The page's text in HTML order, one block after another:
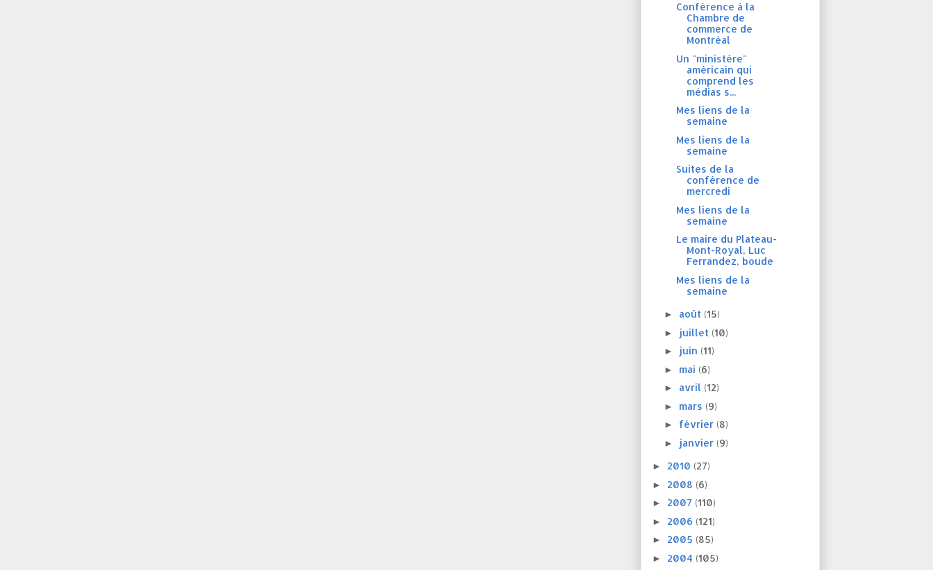
Conférence à la
Chambre de
commerce de
Montréal
Un "ministère"
américain qui
comprend les
médias s...
Mes liens de la
semaine
Mes liens de la
semaine
Suites de la
conférence de
mercredi
Mes liens de la
semaine
Le maire du Plateau-
Mont-Royal, Luc
Ferrandez, boude
Mes liens de la
semaine
► août (15)
► juillet (10)
► juin (11)
► mai (6)
► avril (12)
► mars (9)
► février (8)
► janvier (9)
► 2010 (27)
► 2008 (6)
► 2007 (110)
► 2006 (121)
► 2005 (85)
► 2004 (105)